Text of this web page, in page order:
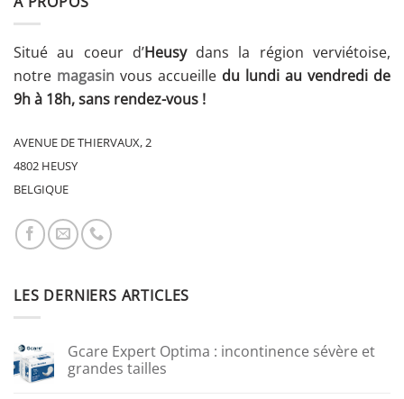
Situé au coeur d’Heusydans la région verviétoise,
notre magasin vous accueille du lundi au vendredi de
9h à 18h, sans rendez-vous !
AVENUE DE THIERVAUX, 2
4802 HEUSY
BELGIQUE
LES DERNIERS ARTICLES
Gcare Expert Optima : incontinence sévère et
grandes tailles